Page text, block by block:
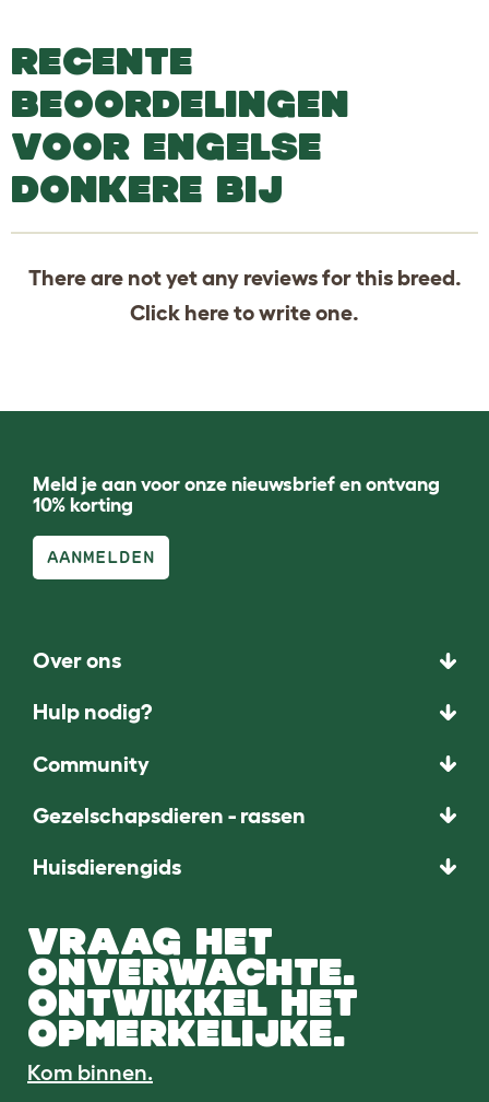
RECENTE
BEOORDELINGEN
VOOR ENGELSE
DONKERE BIJ
There are not yet any reviews for this breed.
Click hereto write one.
Meld je aan voor onze nieuwsbrief en ontvang
10% korting
AANMELDEN
Over ons
Hulp nodig?
Community
Gezelschapsdieren - rassen
Huisdierengids
VRAAG HET
ONVERWACHTE.
ONTWIKKEL HET
OPMERKELIJKE.
Kom binnen.